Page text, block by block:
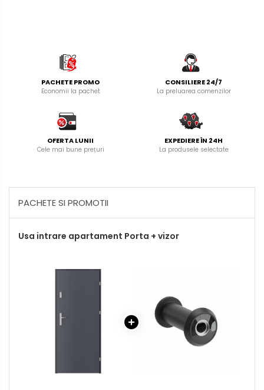
PACHETE PROMO
Economii la pachet
CONSILIERE 24/7
La preluarea comenzilor
OFERTA LUNII
Cele mai bune prețuri
EXPEDIERE ÎN 24H
La produsele selectate
PACHETE SI PROMOTII
Usa intrare apartament Porta + vizor